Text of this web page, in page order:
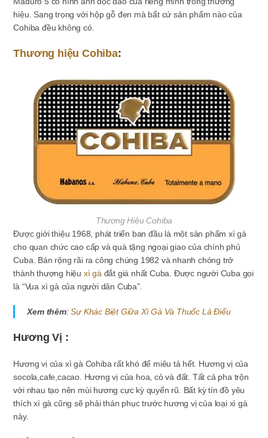
hiệu. Sang trọng với hộp gỗ đen mà bất cứ sản phẩm nào của
Cohiba đều không có.
Thương hiệu Cohiba:
Thương Hiệu Cohiba
Được giới thiệu 1968, phát triển ban đầu là một sản phẩm xì gà
cho quan chức cao cấp và quà tặng ngoại giao của chính phủ
Cuba. Bán rộng rãi ra công chúng 1982 và nhanh chóng trở
thành thượng hiệu xì gàđắt giá nhất Cuba. Được người Cuba gọi
là “Vua xì gà của người dân Cuba”.
Xem thêm:Sự Khác Biệt Giữa Xì Gà Và Thuốc Lá Điếu
Hương Vị :
Hương vị của xì gà Cohiba rất khó để miêu tả hết. Hương vị của
socola,cafe,cacao. Hương vị của hoa, cỏ và đất. Tất cả pha trộn
với nhau tạo nên mùi hương cực kỳ quyến rũ. Bất kỳ tín đồ yêu
thích xì gà cũng sẽ phải thán phục trước hương vị của loại xì gà
này.